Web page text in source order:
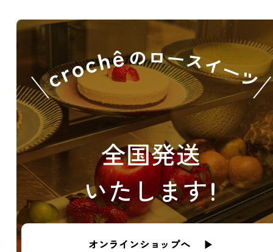
全国発送
いたします！
オンラインショップへ ▶︎